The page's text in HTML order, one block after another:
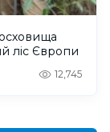
ліс Європи
12,745